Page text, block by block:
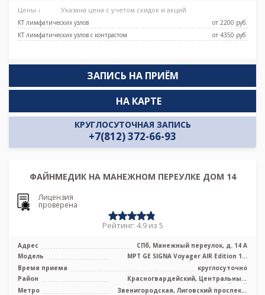
Цены ↓ Указана цена с учетом скидок и акций
КТ лимфатических узлов
от 2200 pуб.
КТ лимфатических узлов с контрастом
от 4350 pуб.
ЗАПИСЬ НА ПРИЁМ
КРУГЛОСУТОЧНАЯ ЗАПИСЬ
+7(812) 372-66-93
НА КАРТЕ
ФАЙНМЕДИК НА МАНЕЖНОМ ПЕРЕУЛКЕ ДОМ 14
Лицензия
проверена
Рейтинг: 4.9 из 5
Адрес
СПб, Манежный переулок, д. 14 А
Модель
МРТ GE SIGNA Voyager AIR Edition 1.5
Тесла полуоткрытый, КТ GE Revolut ...
Время приема
круглосуточно
Район
Красногвардейский, Центральный,
Адмиралтейский
Метро
Звенигородская, Лиговский проспект,